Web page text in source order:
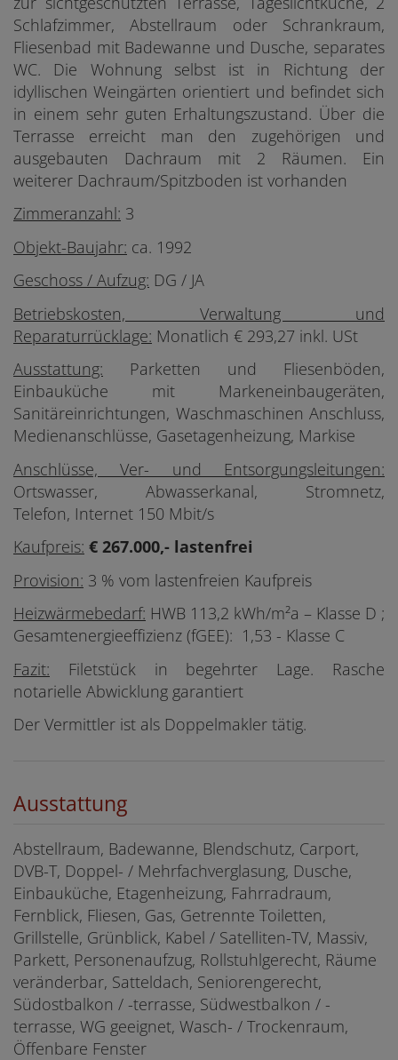
Schlafzimmer, Abstellraum oder Schrankraum,
Fliesenbad mit Badewanne und Dusche, separates
WC. Die Wohnung selbst ist in Richtung der
idyllischen Weingärten orientiert und befindet sich
in einem sehr guten Erhaltungszustand. Über die
Terrasse erreicht man den zugehörigen und
ausgebauten Dachraum mit 2 Räumen. Ein
weiterer Dachraum/Spitzboden ist vorhanden
Zimmeranzahl: 3
Objekt-Baujahr: ca. 1992
Geschoss / Aufzug: DG / JA
Betriebskosten, Verwaltung und
Reparaturrücklage: Monatlich € 293,27 inkl. USt
Ausstattung: Parketten und Fliesenböden,
Einbauküche mit Markeneinbaugeräten,
Sanitäreinrichtungen, Waschmaschinen Anschluss,
Medienanschlüsse, Gasetagenheizung, Markise
Anschlüsse, Ver- und Entsorgungsleitungen:
Ortswasser, Abwasserkanal, Stromnetz,
Telefon, Internet 150 Mbit/s
Kaufpreis: € 267.000,- lastenfrei
Provision: 3 % vom lastenfreien Kaufpreis
Heizwärmebedarf: HWB 113,2 kWh/m²a – Klasse D ;
Gesamtenergieeffizienz (fGEE): 1,53 - Klasse C
Fazit: Filetstück in begehrter Lage. Rasche
notarielle Abwicklung garantiert
Der Vermittler ist als Doppelmakler tätig.
Ausstattung
Abstellraum Badewanne Blendschutz Carport
DVB-T Doppel- / Mehrfachverglasung Dusche
Einbauküche Etagenheizung Fahrradraum
Fernblick Fliesen Gas Getrennte Toiletten
Grillstelle Grünblick Kabel / Satelliten-TV Massiv
Parkett Personenaufzug Rollstuhlgerecht Räume
veränderbar Satteldach Seniorengerecht
Südostbalkon / -terrasse Südwestbalkon / -
terrasse WG geeignet Wasch- / Trockenraum
Öffenbare Fenster